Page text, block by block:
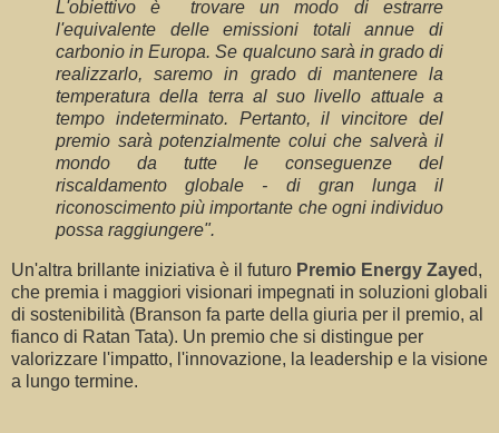
L'obiettivo è trovare un modo di estrarre
l'equivalente delle emissioni totali annue di
carbonio in Europa. Se qualcuno sarà in grado di
realizzarlo, saremo in grado di mantenere la
temperatura della terra al suo livello attuale a
tempo indeterminato. Pertanto, il vincitore del
premio sarà potenzialmente colui che salverà il
mondo da tutte le conseguenze del
riscaldamento globale - di gran lunga il
riconoscimento più importante che ogni individuo
possa raggiungere".
Un'altra brillante iniziativa è il futuro Premio Energy Zayed,
che premia i maggiori visionari impegnati in soluzioni globali
di sostenibilità (Branson fa parte della giuria per il premio, al
fianco di Ratan Tata). Un premio che si distingue per
valorizzare l'impatto, l'innovazione, la leadership e la visione
a lungo termine.